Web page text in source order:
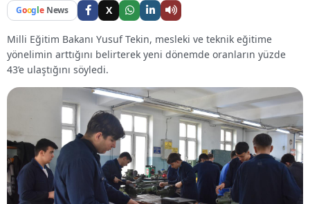
Google News X
Milli Eğitim Bakanı Yusuf Tekin, mesleki ve teknik eğitime
yönelimin arttığını belirterek yeni dönemde oranların yüzde
43’e ulaştığını söyledi.